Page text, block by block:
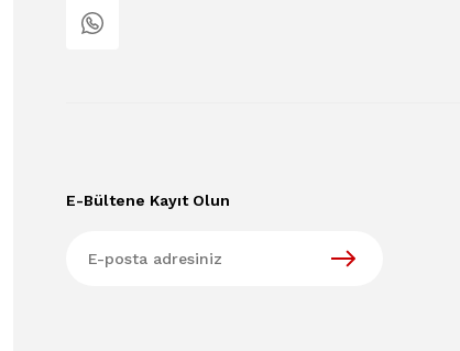
E-Bültene Kayıt Olun